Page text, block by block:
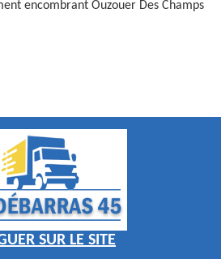
encombrant Ouzouer Des Champs
SUR LE SITE